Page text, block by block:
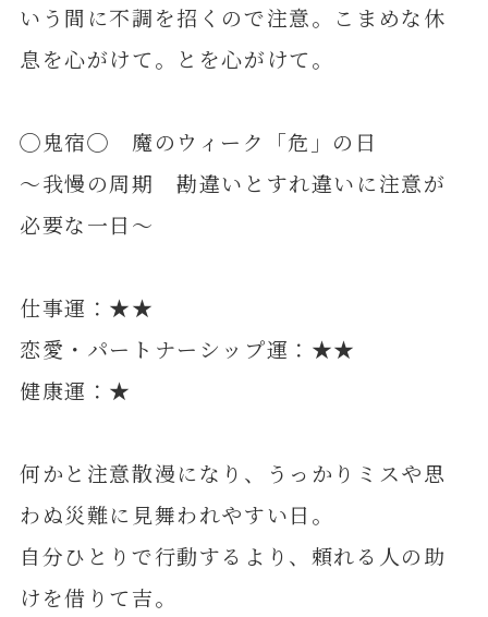
いう間に不調を招くので注意。こまめな休
息を心がけて。とを心がけて。
◯鬼宿◯ 魔のウィーク「危」の日
～我慢の周期 勘違いとすれ違いに注意が
必要な一日～
仕事運：★★
恋愛・パートナーシップ運：★★
健康運：★
何かと注意散漫になり、うっかりミスや思
わぬ災難に見舞われやすい日。
自分ひとりで行動するより、頼れる人の助
けを借りて吉。